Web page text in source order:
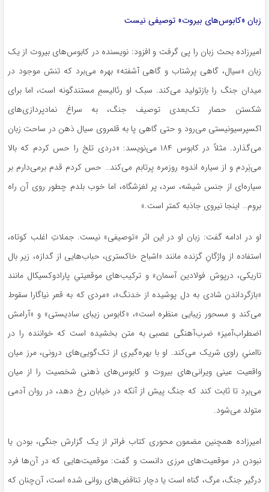
زبان «کابوس‌های بیروت» توصیفی نیست
امیرزاده بحث زبان را پی گرفت و افزود: نویسنده در کابوس‌های بیروت از یک
زبان «سیال، گاهی پرشتاب و گاهی آشفته» بهره می‌برد که تنش موجود در
میدان جنگ را بازتولید می‌کند. سبک او رئالیسمِ مستندگونه است، اما برای
شکستن حصار تک‌بعدی توصیف جنگ، به سراغ نمادپردازی‌های
اکسپرسیونیستی می‌رود و حتی گاهی پا به قلمروی سیال ذهن در ساحت زبان
می‌گذارد. مثلاً در کابوس ۱۸۴ می‌نویسد: «دردی تلخ را حس کردم که بالا
می‌بَردم و از سیاره اندوه روزمره پرتابم می‌کند… حس کردم قدم برمی‌دارم بر
سیاره‌ای از جنس شیشه، سرد، پر لغزشگاه، اما خوب بلدم چطور روی آن راه
بروم… اینجا نیروی جاذبه کمتر است.»
او در ادامه گفت: زبان او در این اثر «توصیفی» نیست. جملاتِ اغلب کوتاه،
استفاده از واژگانِ گزنده مانند «اشباح خاکستری، حباب‌هایی از گدازه، زیر بال
تاریکی، درپوش فولادین آسمان» و ترکیب‌های موقعیتیِ پارادوکسیکال مانند
«بازگرداندن شادی به دل پوشیده از خدنگ»، «مردی که به قعر نیاگارا سقوط
می‌کند و مسحور زیبایی منظره است»، «کابوس زیبای سادیستی» و «آرامش
اضطراب‌آمیز» ضرب‌آهنگی عصبی به متن بخشیده است که خواننده را در
ناامنیِ راوی شریک می‌کند. او با بهره‌گیری از تک‌گویی‌های درونی، مرز میان
واقعیت عینی ویرانی‌های بیروت و کابوس‌های ذهنی شخصیت را از میان
می‌برد تا ثابت کند که جنگ پیش از آنکه در خیابان رخ دهد، در روان آدمی
متولد می‌شود.
امیرزاده همچنین مضمون محوری کتاب فراتر از یک گزارش جنگی، بودن یا
نبودن در موقعیت‌های مرزی دانست و گفت: موقعیت‌هایی که در آن‌ها فرد
درگیر جنگ، مرگ، گناه است یا دچار تناقض‌های روانی شده است، آن‌چنان که